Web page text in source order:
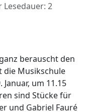
Lesedauer: 2
berauscht den
die Musikschule
Januar, um 11.15
sind Stücke für
und Gabriel Fauré